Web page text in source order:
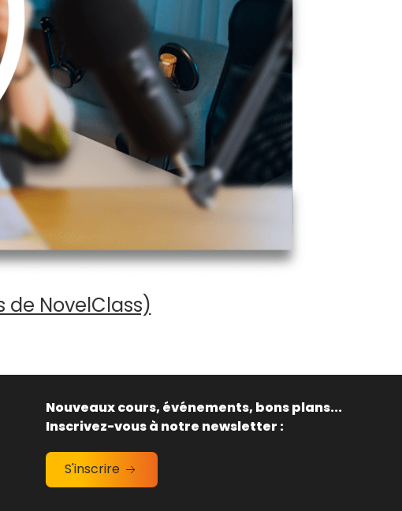
NovelClass)
Nouveaux cours, événements, bons plans...
Inscrivez-vous à notre newsletter :
S'inscrire